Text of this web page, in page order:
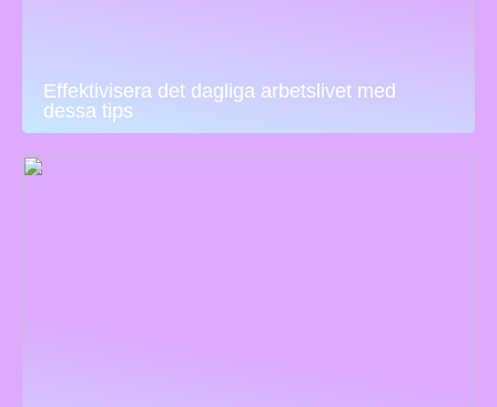
Effektivisera det dagliga arbetslivet med
dessa tips